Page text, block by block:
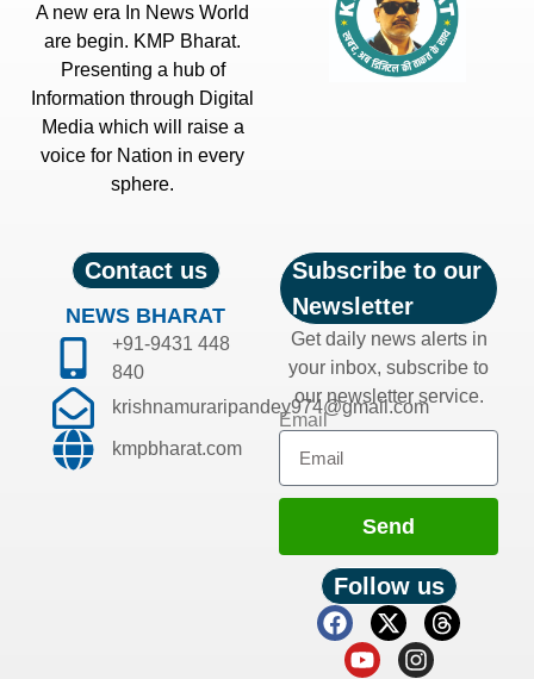
A new era In News World
are begin. KMP Bharat.
Presenting a hub of
Information through Digital
Media which will raise a
voice for Nation in every
sphere.
Contact us
NEWS BHARAT
+91-9431 448
840
krishnamuraripandey974@gmail.com
kmpbharat.com
Subscribe to our
Newsletter
Get daily news alerts in
your inbox, subscribe to
our newsletter service.
Email
Send
Follow us